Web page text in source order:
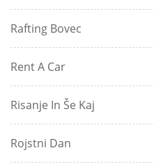
Rafting Bovec
Rent A Car
Risanje In Še Kaj
Rojstni Dan